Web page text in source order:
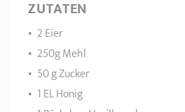
ZUTATEN
2 Eier
250g Mehl
50 g Zucker
1 EL Honig